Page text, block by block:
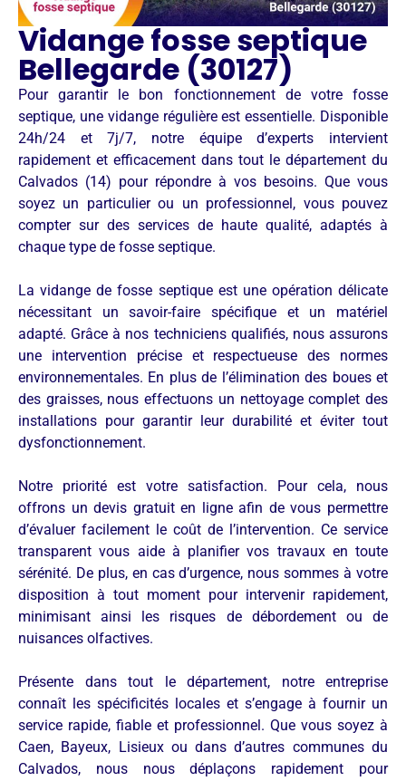
Vidange fosse septique
Bellegarde (30127)
Pour garantir le bon fonctionnement de votre fosse
septique, une vidange régulière est essentielle. Disponible
24h/24 et 7j/7, notre équipe d’experts intervient
rapidement et efficacement dans tout le département du
Calvados (14) pour répondre à vos besoins. Que vous
soyez un particulier ou un professionnel, vous pouvez
compter sur des services de haute qualité, adaptés à
chaque type de fosse septique.
La vidange de fosse septique est une opération délicate
nécessitant un savoir-faire spécifique et un matériel
adapté. Grâce à nos techniciens qualifiés, nous assurons
une intervention précise et respectueuse des normes
environnementales. En plus de l’élimination des boues et
des graisses, nous effectuons un nettoyage complet des
installations pour garantir leur durabilité et éviter tout
dysfonctionnement.
Notre priorité est votre satisfaction. Pour cela, nous
offrons un devis gratuit en ligne afin de vous permettre
d’évaluer facilement le coût de l’intervention. Ce service
transparent vous aide à planifier vos travaux en toute
sérénité. De plus, en cas d’urgence, nous sommes à votre
disposition à tout moment pour intervenir rapidement,
minimisant ainsi les risques de débordement ou de
nuisances olfactives.
Présente dans tout le département, notre entreprise
connaît les spécificités locales et s’engage à fournir un
service rapide, fiable et professionnel. Que vous soyez à
Caen, Bayeux, Lisieux ou dans d’autres communes du
Calvados, nous nous déplaçons rapidement pour